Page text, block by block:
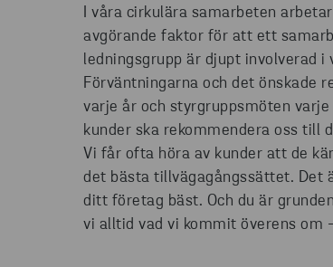
I våra cirkulära samarbeten
avgörande faktor för att ett
ledningsgrupp är djupt involverad
Förväntningarna och det önskade
varje år och styrgruppsmöten
kunder ska rekommendera oss till
Vi får ofta höra av kunder att de
det bästa tillvägagångssättet. Det
ditt företag bäst. Och du är
vi alltid vad vi kommit överens